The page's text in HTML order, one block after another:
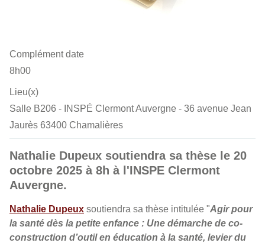
Complément date
8h00
Lieu(x)
Salle B206 - INSPÉ Clermont Auvergne - 36 avenue Jean
Jaurès 63400 Chamalières
Nathalie Dupeux soutiendra sa thèse le 20
octobre 2025 à 8h à l'INSPE Clermont
Auvergne.
Nathalie Dupeux soutiendra sa thèse intitulée "Agir pour
la santé dès la petite enfance : Une démarche de co-
construction d’outil en éducation à la santé, levier du